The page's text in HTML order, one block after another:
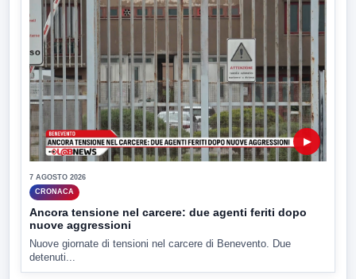
▶
7 AGOSTO 2026
CRONACA
Ancora tensione nel carcere: due agenti feriti dopo
nuove aggressioni
Nuove giornate di tensioni nel carcere di Benevento. Due
detenuti...